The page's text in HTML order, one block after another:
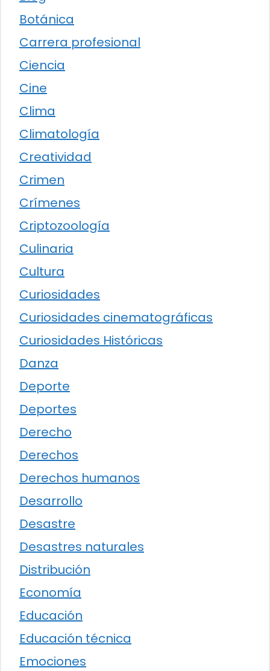
Botánica
Carrera profesional
Ciencia
Cine
Clima
Climatología
Creatividad
Crimen
Crímenes
Criptozoología
Culinaria
Cultura
Curiosidades
Curiosidades cinematográficas
Curiosidades Históricas
Danza
Deporte
Deportes
Derecho
Derechos
Derechos humanos
Desarrollo
Desastre
Desastres naturales
Distribución
Economía
Educación
Educación técnica
Emociones